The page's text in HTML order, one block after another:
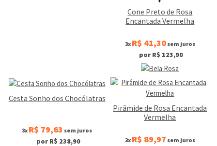
Cone Preto de Rosa
Encantada Vermelha
3x R$ 41,30sem juros
por R$ 123,90
Cesta Sonho dos Chocólatras
3x R$ 79,63 sem juros
por R$ 238,90
Pirâmide de Rosa Encantada
Vermelha
3x R$ 89,97 sem juros